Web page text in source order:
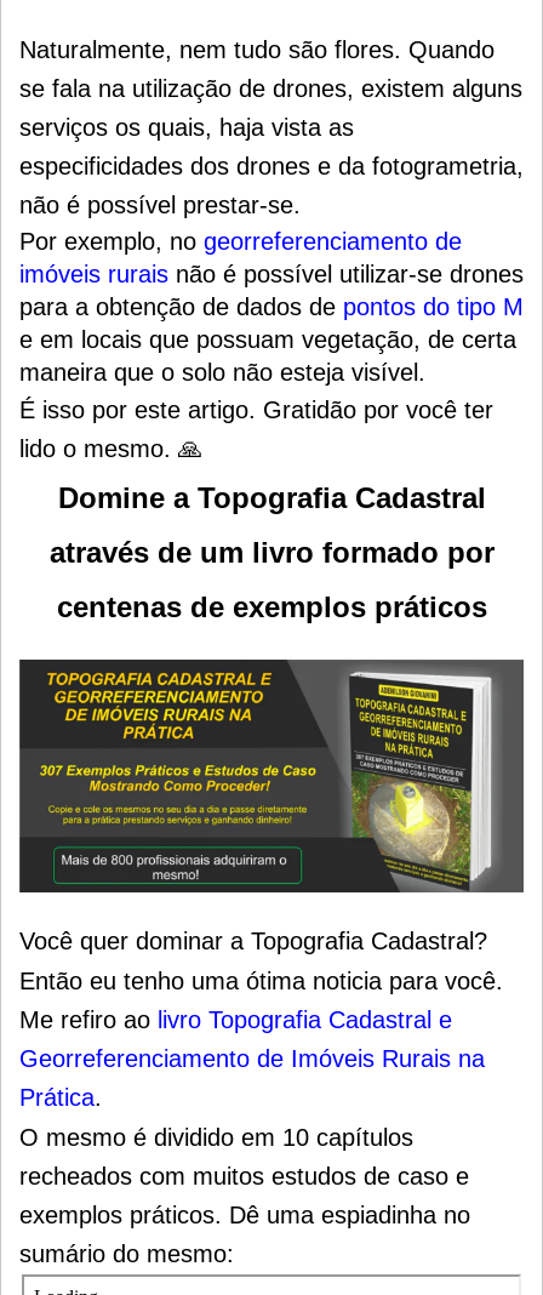
Naturalmente, nem tudo são flores. Quando
se fala na utilização de drones, existem alguns
serviços os quais, haja vista as
especificidades dos drones e da fotogrametria,
não é possível prestar-se.
Por exemplo, no georreferenciamento de
imóveis rurais não é possível utilizar-se drones
para a obtenção de dados de pontos do tipo M
e em locais que possuam vegetação, de certa
maneira que o solo não esteja visível.
É isso por este artigo. Gratidão por você ter
lido o mesmo. 🙏
Domine a Topografia Cadastral
através de um livro formado por
centenas de exemplos práticos
Você quer dominar a Topografia Cadastral?
Então eu tenho uma ótima noticia para você.
Me refiro ao livro Topografia Cadastral e
Georreferenciamento de Imóveis Rurais na
Prática.
O mesmo é dividido em 10 capítulos
recheados com muitos estudos de caso e
exemplos práticos. Dê uma espiadinha no
sumário do mesmo: